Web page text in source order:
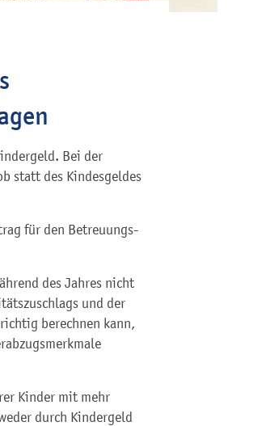
Bei der
statt des Kindesgeldes
für den Betreuungs-
des Jahres nicht
und der
berechnen kann,
Kinder mit mehr
durch Kindergeld